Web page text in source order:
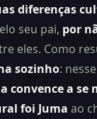
diferenças
seu pai, por
eles. Como
sozinho:
convence a se
foi Juma ao